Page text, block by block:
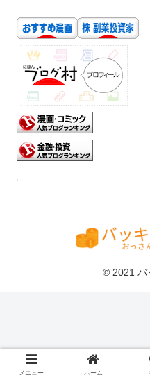
© 2021 バ
メニュー ホーム